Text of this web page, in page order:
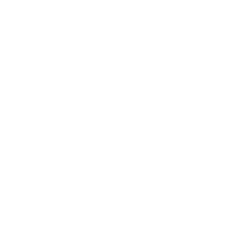
SU PROBLEMA?
podemos mejorar!